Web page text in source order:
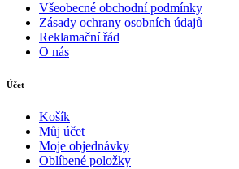
Všeobecné obchodní podmínky
Zásady ochrany osobních údajů
Reklamační řád
O nás
Účet
Košík
Můj účet
Moje objednávky
Oblíbené položky